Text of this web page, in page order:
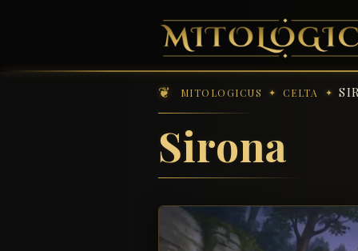
MITOLOGICUS CELTA
Sirona